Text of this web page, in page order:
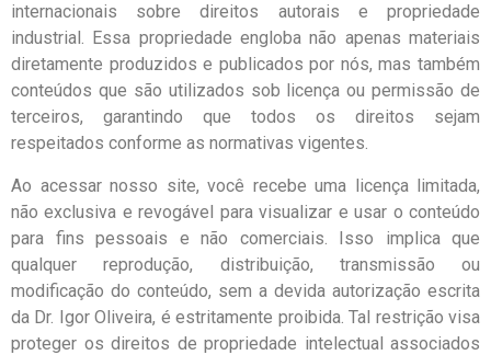
internacionais sobre direitos autorais e propriedade
industrial. Essa propriedade engloba não apenas materiais
diretamente produzidos e publicados por nós, mas também
conteúdos que são utilizados sob licença ou permissão de
terceiros, garantindo que todos os direitos sejam
respeitados conforme as normativas vigentes.
Ao acessar nosso site, você recebe uma licença limitada,
não exclusiva e revogável para visualizar e usar o conteúdo
para fins pessoais e não comerciais. Isso implica que
qualquer reprodução, distribuição, transmissão ou
modificação do conteúdo, sem a devida autorização escrita
da Dr. Igor Oliveira, é estritamente proibida. Tal restrição visa
proteger os direitos de propriedade intelectual associados